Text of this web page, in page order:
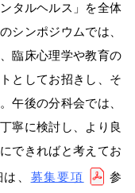
タルヘルス」を全体
シンポジウムでは、
臨床心理学や教育の
としてお招きし、そ
午後の分科会では、
寧に検討し、より良
できればと考えてお
、 募集要項
参